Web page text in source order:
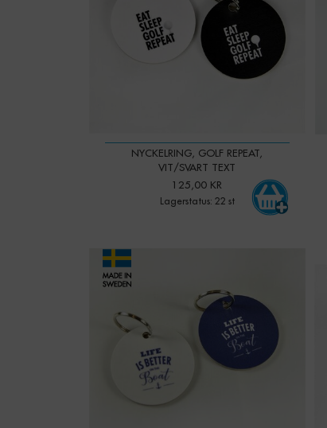
NYCKELRING, GOLF REPEAT,
VIT/SVART TEXT
125,00 KR
Lagerstatus: 22 st
Qty: